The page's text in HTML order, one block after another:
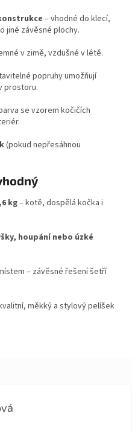
– vhodné do klecí,
jiné závěsné plochy.
v zimě, vzdušné v létě.
popruhy umožňují
prostoru.
se vzorem kočičích
(pokud nepřesáhnou
kg– kotě, dospělá kočka i
houpání nebo úzké
– závěsné řešení šetří
měkký a stylový pelíšek
je 5 z 5 hvězdiček.